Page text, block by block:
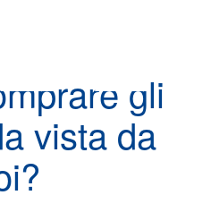
gli
vista da